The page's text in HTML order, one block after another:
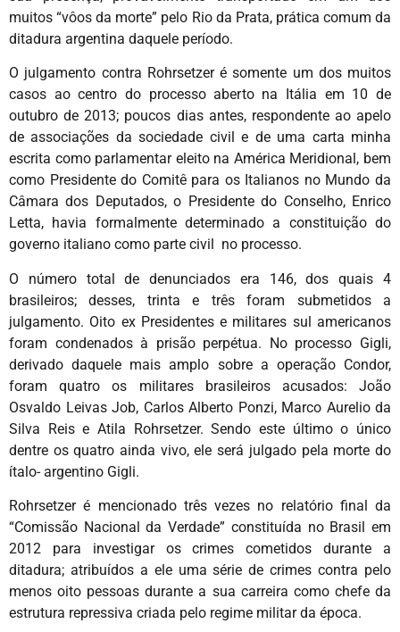
muitos “vôos da morte” pelo Rio da Prata, prática comum da
ditadura argentina daquele período.
O julgamento contra Rohrsetzer é somente um dos muitos
casos ao centro do processo aberto na Itália em 10 de
outubro de 2013; poucos dias antes, respondente ao apelo
de associações da sociedade civil e de uma carta minha
escrita como parlamentar eleito na América Meridional, bem
como Presidente do Comitê para os Italianos no Mundo da
Câmara dos Deputados, o Presidente do Conselho, Enrico
Letta, havia formalmente determinado a constituição do
governo italiano como parte civil no processo.
O número total de denunciados era 146, dos quais 4
brasileiros; desses, trinta e três foram submetidos a
julgamento. Oito ex Presidentes e militares sul americanos
foram condenados à prisão perpétua. No processo Gigli,
derivado daquele mais amplo sobre a operação Condor,
foram quatro os militares brasileiros acusados: João
Osvaldo Leivas Job, Carlos Alberto Ponzi, Marco Aurelio da
Silva Reis e Atila Rohrsetzer. Sendo este último o único
dentre os quatro ainda vivo, ele será julgado pela morte do
ítalo- argentino Gigli.
Rohrsetzer é mencionado três vezes no relatório final da
“Comissão Nacional da Verdade” constituída no Brasil em
2012 para investigar os crimes cometidos durante a
ditadura; atribuídos a ele uma série de crimes contra pelo
menos oito pessoas durante a sua carreira como chefe da
estrutura repressiva criada pelo regime militar da época.